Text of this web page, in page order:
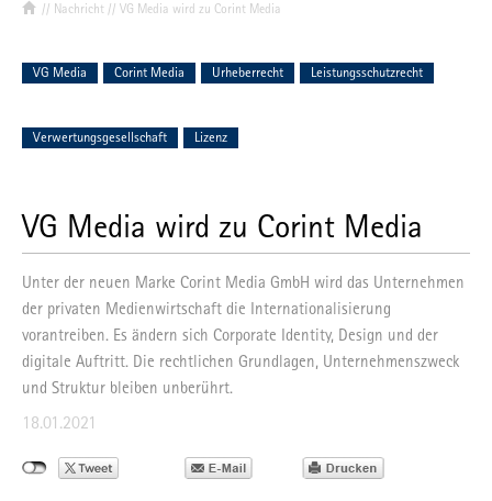
// Nachricht // VG Media wird zu Corint Media
VG Media Corint Media Urheberrecht Leistungsschutzrecht
Verwertungsgesellschaft Lizenz
VG Media wird zu Corint Media
Unter der neuen Marke Corint Media GmbH wird das Unternehmen
der privaten Medienwirtschaft die Internationalisierung
vorantreiben. Es ändern sich Corporate Identity, Design und der
digitale Auftritt. Die rechtlichen Grundlagen, Unternehmenszweck
und Struktur bleiben unberührt.
18.01.2021